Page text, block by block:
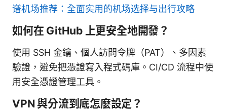
谱机场推荐：全面实用的机场选择与出行攻略
如何在 GitHub 上更安全地開發？
使用 SSH 金鑰、個人訪問令牌（PAT）、多因素
驗證，避免把憑證寫入程式碼庫。CI/CD 流程中使
用安全憑證管理工具。
VPN 與分流到底怎麼設定？